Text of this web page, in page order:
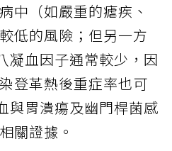
中（如嚴重的瘧疾、
低的風險；但另一方
凝血因子通常較少，因
登革熱後重症率也可
與胃潰瘍及幽門桿菌感
關證據。